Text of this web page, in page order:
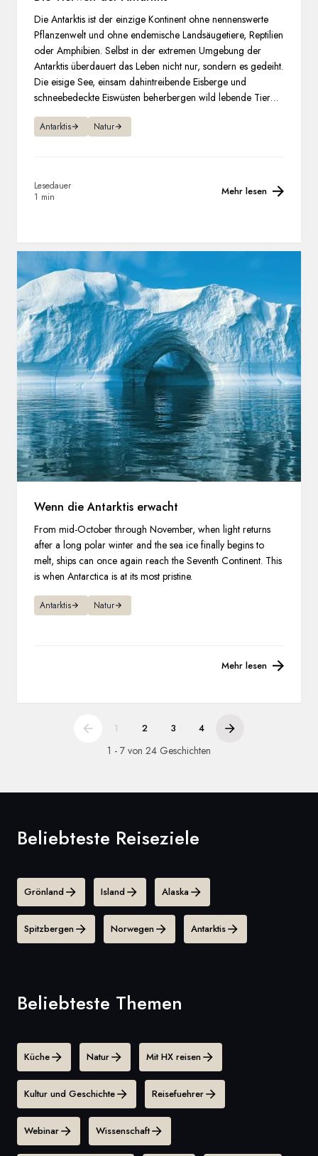
Die Antarktis ist der einzige Kontinent ohne nennenswerte
Pflanzenwelt und ohne endemische Landsäugetiere, Reptilien
oder Amphibien. Selbst in der extremen Umgebung der
Antarktis überdauert das Leben nicht nur, sondern es gedeiht.
Die eisige See, einsam dahintreibende Eisberge und
schneebedeckte Eiswüsten beherbergen wild lebende Tiere,
die jeden, der sie besucht, zugleich überraschen und
bezaubern.
Antarktis Natur
Lesedauer
1 min
Mehr lesen
Wenn die Antarktis erwacht
From mid-October through November, when light returns
after a long polar winter and the sea ice finally begins to
melt, ships can once again reach the Seventh Continent. This
is when Antarctica is at its most pristine.
Antarktis Natur
Mehr lesen
1 2 3 4
1 - 7 von 24 Geschichten
Beliebteste Reiseziele
Grönland Island Alaska
Spitzbergen Norwegen Antarktis
Beliebteste Themen
Küche Natur Mit HX reisen
Kultur und Geschichte Reisefuehrer
Webinar Wissenschaft